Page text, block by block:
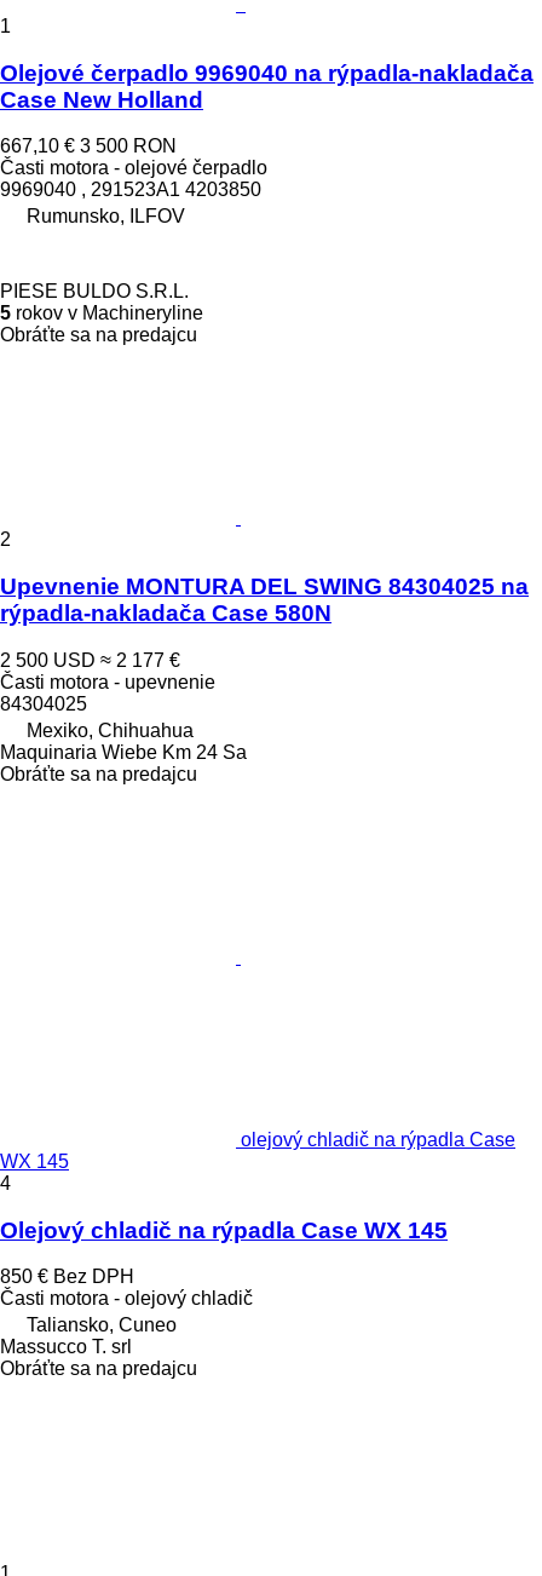
1
Olejové čerpadlo 9969040 na rýpadla-nakladača
Case New Holland
667,10 € 3 500 RON
Časti motora - olejové čerpadlo
9969040 , 291523A1 4203850
Rumunsko, ILFOV
PIESE BULDO S.R.L.
5 rokov v Machineryline
Obráťte sa na predajcu
2
Upevnenie MONTURA DEL SWING 84304025 na
rýpadla-nakladača Case 580N
2 500 USD ≈ 2 177 €
Časti motora - upevnenie
84304025
Mexiko, Chihuahua
Maquinaria Wiebe Km 24 Sa
Obráťte sa na predajcu
olejový chladič na rýpadla Case
WX 145
4
Olejový chladič na rýpadla Case WX 145
850 € Bez DPH
Časti motora - olejový chladič
Taliansko, Cuneo
Massucco T. srl
Obráťte sa na predajcu